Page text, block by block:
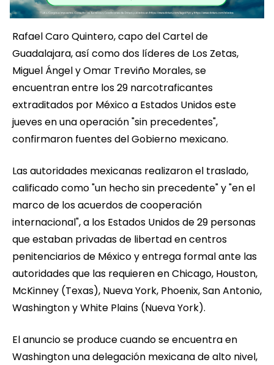
Rafael Caro Quintero, capo del Cartel de
Guadalajara, así como dos líderes de Los Zetas,
Miguel Ángel y Omar Treviño Morales, se
encuentran entre los 29 narcotraficantes
extraditados por México a Estados Unidos este
jueves en una operación "sin precedentes",
confirmaron fuentes del Gobierno mexicano.
Las autoridades mexicanas realizaron el traslado,
calificado como "un hecho sin precedente" y "en el
marco de los acuerdos de cooperación
internacional", a los Estados Unidos de 29 personas
que estaban privadas de libertad en centros
penitenciarios de México y entrega formal ante las
autoridades que las requieren en Chicago, Houston,
McKinney (Texas), Nueva York, Phoenix, San Antonio,
Washington y White Plains (Nueva York).
El anuncio se produce cuando se encuentra en
Washington una delegación mexicana de alto nivel,